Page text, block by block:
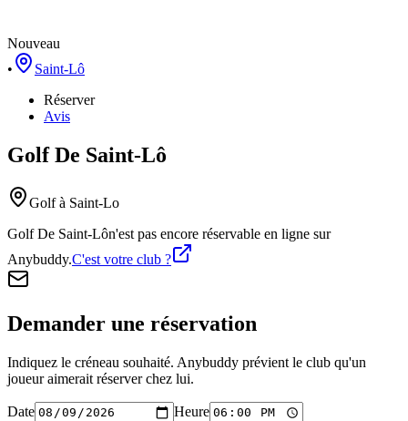
Nouveau
•
Saint-Lô
Réserver
Avis
Golf De Saint-Lô
Golfà Saint-Lo
Golf De Saint-Lôn'est pas encore réservable en ligne sur
Anybuddy.C'est votre club ?
Demander une réservation
Indiquez le créneau souhaité. Anybuddy prévient le club qu'un
joueur aimerait réserver chez lui.
Date Heure